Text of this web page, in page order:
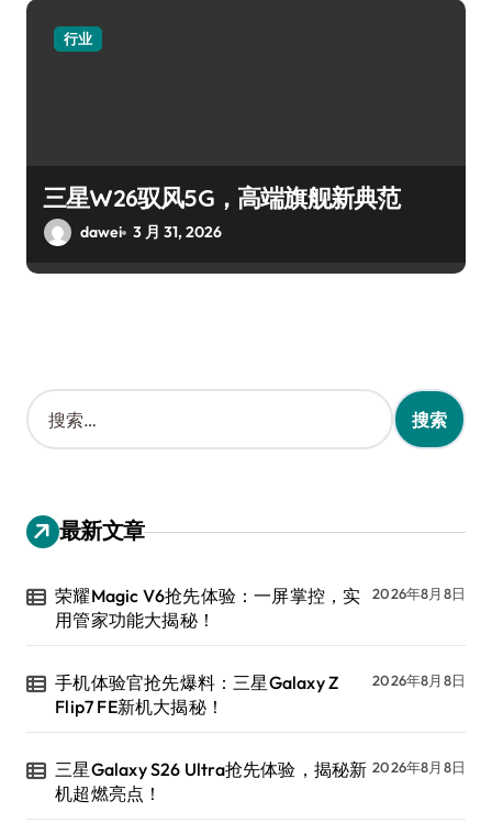
行业
三星W26驭风5G，高端旗舰新典范
dawei 3 月 31, 2026
搜
索
：
最新文章
荣耀Magic V6抢先体验：一屏掌控，实
用管家功能大揭秘！
2026年8月8日
手机体验官抢先爆料：三星Galaxy Z
Flip7 FE新机大揭秘！
2026年8月8日
三星Galaxy S26 Ultra抢先体验，揭秘新
机超燃亮点！
2026年8月8日